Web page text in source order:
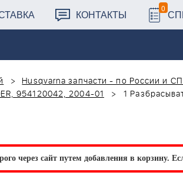
КОНТАКТЫ 0
Husqvarna запчасти - по России и
954120042, 2004-01 1
через сайт путем добавления в корзину.